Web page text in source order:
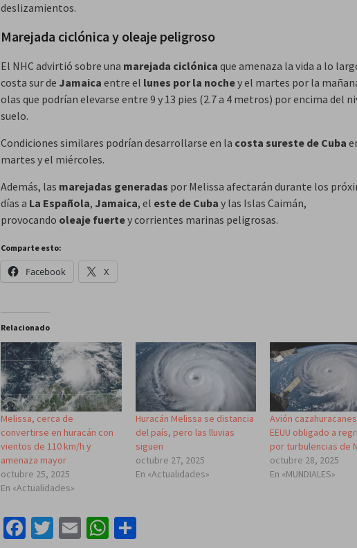
deslizamientos.
Marejada ciclónica y oleaje peligroso
El NHC advirtió sobre una marejada ciclónica que amenaza la vida a lo
costa sur de Jamaica entre el lunes por la nochey el martes por la
olas que podrían elevarse entre 9 y 13 pies (2.7 a 4 metros) por encima del
suelo.
Condiciones similares podrían desarrollarse en la costa sureste de Cuba
martes y el miércoles.
Además, las marejadas generadas por Melissa afectarán durante los
días a La Española, Jamaica, el este de Cuba y las Islas Caimán,
provocando oleaje fuertey corrientes marinas peligrosas.
Comparte esto:
Facebook X
Relacionado
Melissa, cerca de
convertirse en huracán con
vientos de 110 km/h y
amenaza mayor
octubre 25, 2025
En «Actualidades»
Huracán Melissa se distancia
del país, pero las lluvias
siguen
octubre 27, 2025
En «Actualidades»
Avión
EEUU obligado a
por turbulencias de
octubre 28, 2025
En «MUNDIALES»
Facebook
Twitter
EmailWhatsApp